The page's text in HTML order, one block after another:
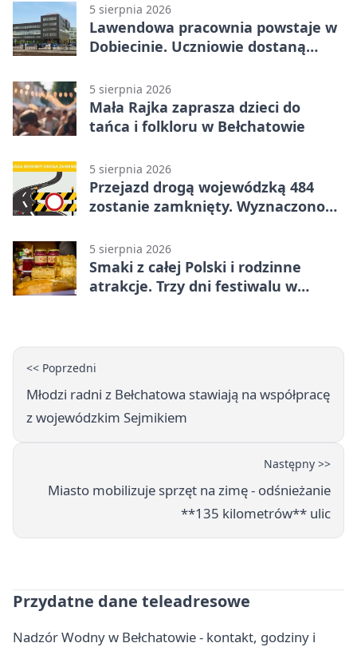
5 sierpnia 2026
Lawendowa pracownia powstaje w
Dobiecinie. Uczniowie dostaną
5 sierpnia 2026
Mała Rajka zaprasza dzieci do
tańca i folkloru w Bełchatowie
5 sierpnia 2026
Przejazd drogą wojewódzką 484
zostanie zamknięty. Wyznaczono
5 sierpnia 2026
Smaki z całej Polski i rodzinne
atrakcje. Trzy dni festiwalu w
<< Poprzedni
Młodzi radni z Bełchatowa stawiają na współpracę
z wojewódzkim Sejmikiem
Następny >>
Miasto mobilizuje sprzęt na zimę - odśnieżanie
**135 kilometrów** ulic
Przydatne dane teleadresowe
Nadzór Wodny w Bełchatowie - kontakt, godziny i